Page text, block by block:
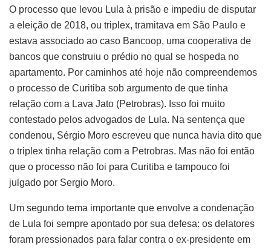
O processo que levou Lula à prisão e impediu de disputar
a eleição de 2018, ou triplex, tramitava em São Paulo e
estava associado ao caso Bancoop, uma cooperativa de
bancos que construiu o prédio no qual se hospeda no
apartamento. Por caminhos até hoje não compreendemos
o processo de Curitiba sob argumento de que tinha
relação com a Lava Jato (Petrobras). Isso foi muito
contestado pelos advogados de Lula. Na sentença que
condenou, Sérgio Moro escreveu que nunca havia dito que
o triplex tinha relação com a Petrobras. Mas não foi então
que o processo não foi para Curitiba e tampouco foi
julgado por Sergio Moro.
Um segundo tema importante que envolve a condenação
de Lula foi sempre apontado por sua defesa: os delatores
foram pressionados para falar contra o ex-presidente em